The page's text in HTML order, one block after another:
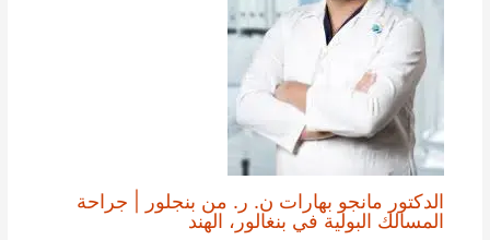
الدكتور مانجو بهارات ن. ر. من بنجلور | جراحة
المسالك البولية في بنغالور، الهند